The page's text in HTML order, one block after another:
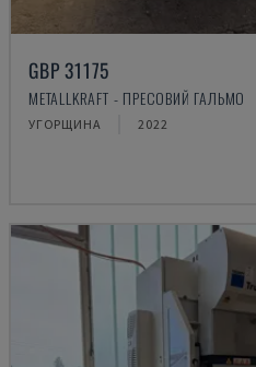
GBP 31175
METALLKRAFT - ПРЕСОВИЙ ГАЛЬМО
УГОРЩИНА 2022